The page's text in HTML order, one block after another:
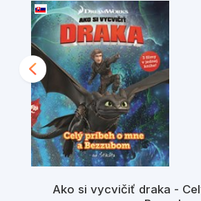
Ako si vycvičiť draka -